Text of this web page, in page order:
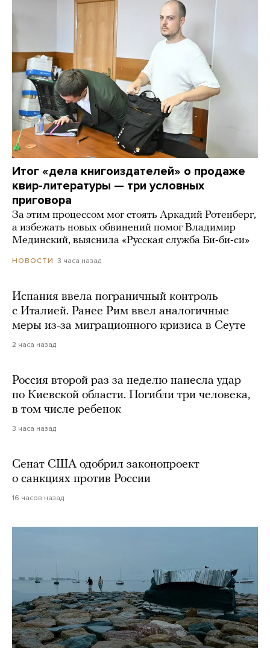
Итог «дела книгоиздателей» о продаже
квир-литературы — три условных
приговора
За этим процессом мог стоять Аркадий Ротенберг,
а избежать новых обвинений помог Владимир
Мединский, выяснила «Русская служба Би-би-си»
НОВОСТИ 3 часа назад
Испания ввела пограничный контроль
с Италией. Ранее Рим ввел аналогичные
меры из-за миграционного кризиса в Сеуте
2 часа назад
Россия второй раз за неделю нанесла удар
по Киевской области. Погибли три человека,
в том числе ребенок
3 часа назад
Сенат США одобрил законопроект
о санкциях против России
16 часов назад